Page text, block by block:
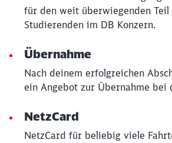
für den weit überwiegenden Teil
Studierenden im DB Konzern.
Übernahme
Nach deinem erfolgreichen
ein Angebot zur Übernahme bei
NetzCard
NetzCard für beliebig viele